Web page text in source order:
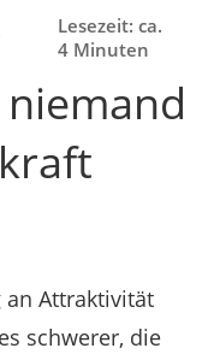
Lesezeit: ca.
4 Minuten
an Attraktivität
schwerer, die